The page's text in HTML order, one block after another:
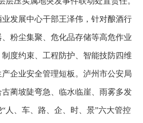
展中心干部王泽伟，针对酿酒行
粉尘集聚、危化品存储等高危作业
度约束、工程防护、智能技防四维
企业安全管理短板。泸州市公安局
蔺坡陡弯急、临水临崖、雨雾多发
人、车、路、企、时、景”六大管控